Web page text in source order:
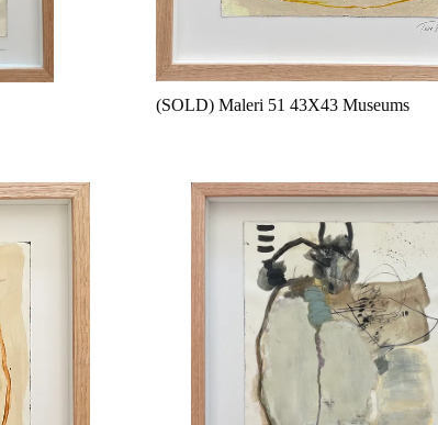
(SOLD) Maleri 51 43X43 Museums